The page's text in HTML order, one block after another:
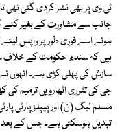
ٹی وی پر بھی نشر کردی گئی تھی
جانب سے مشاورت کے بغیر کئے
ہوئے اسے فوری طور پر واپس لینے
ہیں کہ سندھ حکومت کے خلاف
سازش کی پہلی کڑی ہے۔ انہوں
جی کی تقرری اٹھارویں
مسلم لیگ (ن) اور پیپلزپارٹی
تبدیل ہوسکتی ہے۔ جس کے بعد